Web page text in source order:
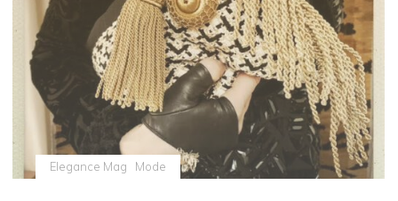
de
Philippe
Airaud"
Elegance Mag Mode